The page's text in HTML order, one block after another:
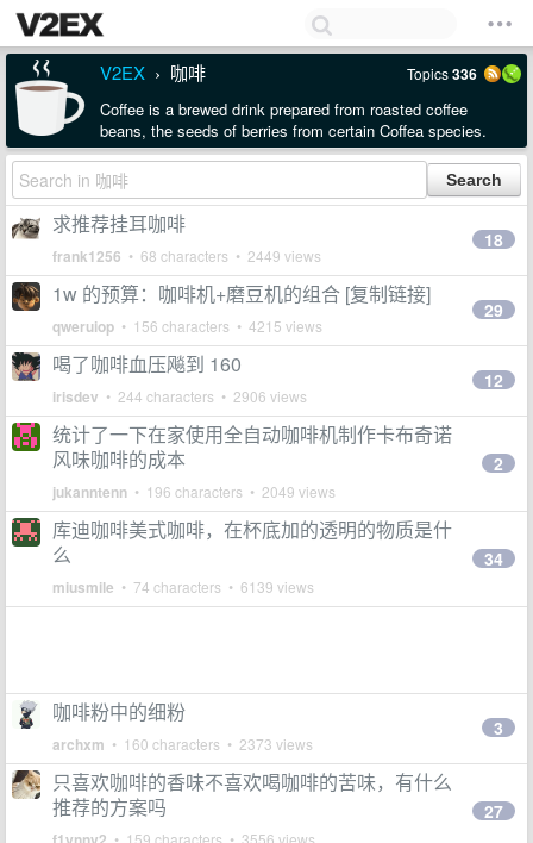
V2EX › 咖啡 Topics336
Coffee is a brewed drink prepared from roasted coffee
beans, the seeds of berries from certain Coffea species.
求推荐挂耳咖啡
frank1256 • 68 characters • 2449 views
18
1w 的预算：咖啡机+磨豆机的组合 [复制链接]
qweruiop • 156 characters • 4215 views
29
喝了咖啡血压飚到 160
irisdev • 244 characters • 2906 views
12
统计了一下在家使用全自动咖啡机制作卡布奇诺
风味咖啡的成本
jukanntenn • 196 characters • 2049 views
2
库迪咖啡美式咖啡，在杯底加的透明的物质是什
么
miusmile • 74 characters • 6139 views
34
咖啡粉中的细粉
archxm • 160 characters • 2373 views
3
只喜欢咖啡的香味不喜欢喝咖啡的苦味，有什么
推荐的方案吗
• 159 characters • 3556 views
27